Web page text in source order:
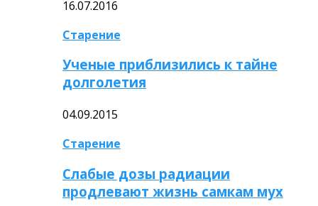
16.07.2016
Старение
Ученые приблизились к тайне
долголетия
04.09.2015
Старение
Слабые дозы радиации
продлевают жизнь самкам мух